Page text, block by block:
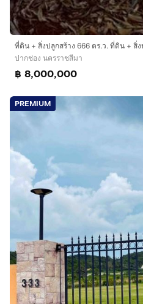
ปากช่อง นครราชสีมา
฿ 8,000,000
PREMIUM